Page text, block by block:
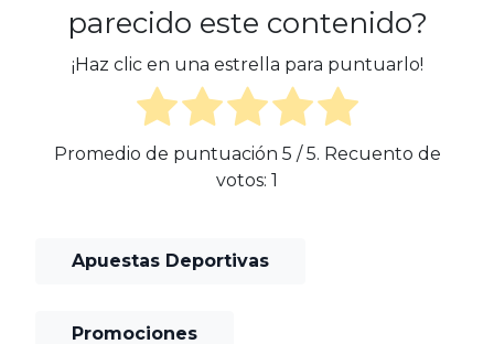
parecido este contenido?
¡Haz clic en una estrella para puntuarlo!
Promedio de puntuación 5 / 5. Recuento de
votos: 1
Apuestas Deportivas
Promociones